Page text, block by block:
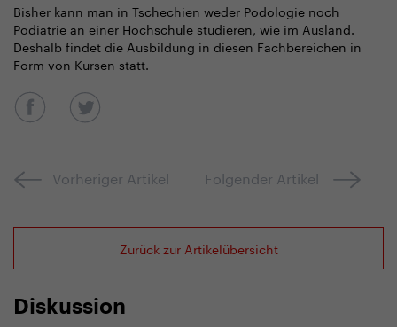
Bisher kann man in Tschechien weder Podologie noch
Podiatrie an einer Hochschule studieren, wie im Ausland.
Deshalb findet die Ausbildung in diesen Fachbereichen in
Form von Kursen statt.
Vorheriger Artikel Folgender Artikel
Zurück zur Artikelübersicht
Diskussion